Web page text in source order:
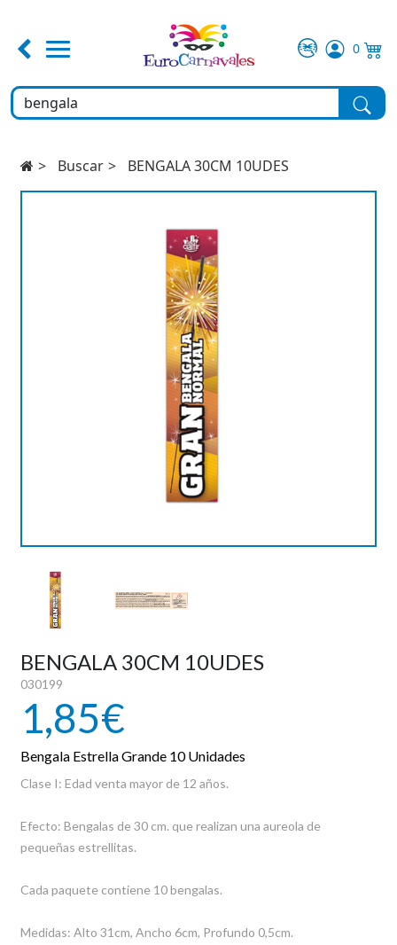
0
DISFRACES
VESTUARIO PAYESES
REVELACION
HALLOWEEN
OUTLET
GUÍA DE TALLAS
Buscar BENGALA 30CM 10UDES
BENGALA 30CM 10UDES
030199
1,85€
Bengala Estrella Grande 10 Unidades
Clase I: Edad venta mayor de 12 años.
Efecto: Bengalas de 30 cm. que realizan una aureola de
pequeñas estrellitas.
Cada paquete contiene 10 bengalas.
Medidas: Alto 31cm, Ancho 6cm, Profundo 0,5cm.